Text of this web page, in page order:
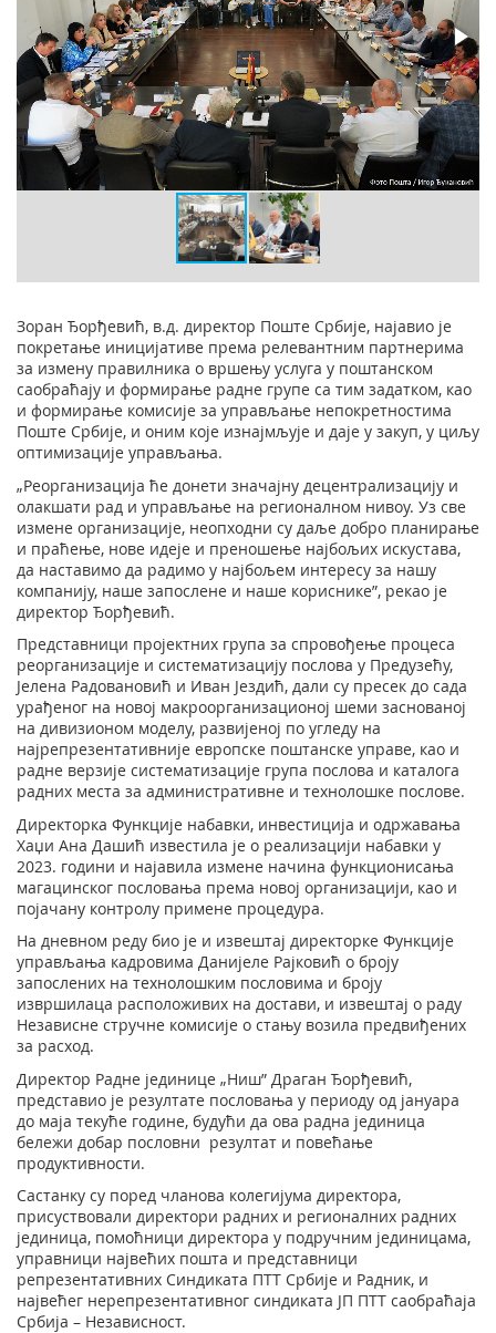
Зоран Ђорђевић, в.д. директор Поште Србије, најавио је
покретање иницијативе према релевантним партнерима
за измену правилника о вршењу услуга у поштанском
саобраћају и формирање радне групе са тим задатком, као
и формирање комисије за управљање непокретностима
Поште Србије, и оним које изнајмљује и даје у закуп, у циљу
оптимизације управљања.
„Реорганизација ће донети значајну децентрализацију и
олакшати рад и управљање на регионалном нивоу. Уз све
измене организације, неопходни су даље добро планирање
и праћење, нове идеје и преношење најбољих искустава,
да наставимо да радимо у најбољем интересу за нашу
компанију, наше запослене и наше кориснике”, рекао је
директор Ђорђевић.
Представници пројектних група за спровођење процеса
реорганизације и систематизацију послова у Предузећу,
Јелена Радовановић и Иван Јездић, дали су пресек до сада
урађеног на новој макроорганизационој шеми заснованој
на дивизионом моделу, развијеној по угледу на
најрепрезентативније европске поштанске управе, као и
радне верзије систематизације група послова и каталога
радних места за административне и технолошке послове.
Директорка Функције набавки, инвестиција и одржавања
Хаџи Ана Дашић известила је о реализацији набавки у
2023. години и најавила измене начина функционисања
магацинског пословања према новој организацији, као и
појачану контролу примене процедура.
На дневном реду био је и извештај директорке Функције
управљања кадровима Данијеле Рајковић о броју
запослених на технолошким пословима и броју
извршилаца расположивих на достави, и извештај о раду
Независне стручне комисије о стању возила предвиђених
за расход.
Директор Радне јединице „Ниш” Драган Ђорђевић,
представио је резултате пословања у периоду од јануара
до маја текуће године, будући да ова радна јединица
бележи добар пословни резултат и повећање
продуктивности.
Састанку су поред чланова колегијума директора,
присуствовали директори радних и регионалних радних
јединица, помоћници директора у подручним јединицама,
управници највећих пошта и представници
репрезентативних Синдиката ПТТ Србије и Радник, и
највећег нерепрезентативног синдиката ЈП ПТТ саобраћаја
Србија – Независност.